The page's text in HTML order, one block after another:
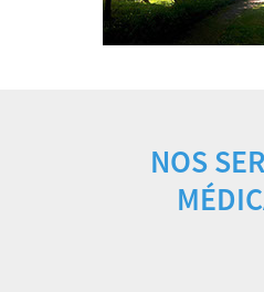
NOS